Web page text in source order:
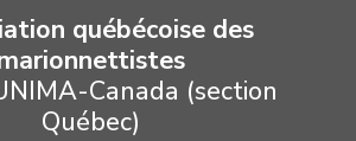
québécoise des
Canada (section
Québec)